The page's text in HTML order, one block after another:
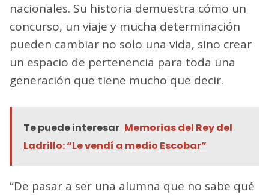
nacionales. Su historia demuestra cómo un
concurso, un viaje y mucha determinación
pueden cambiar no solo una vida, sino crear
un espacio de pertenencia para toda una
generación que tiene mucho que decir.
Te puede interesar Memorias del Rey del
Ladrillo: “Le vendí a medio Escobar”
“De pasar a ser una alumna que no sabe qué